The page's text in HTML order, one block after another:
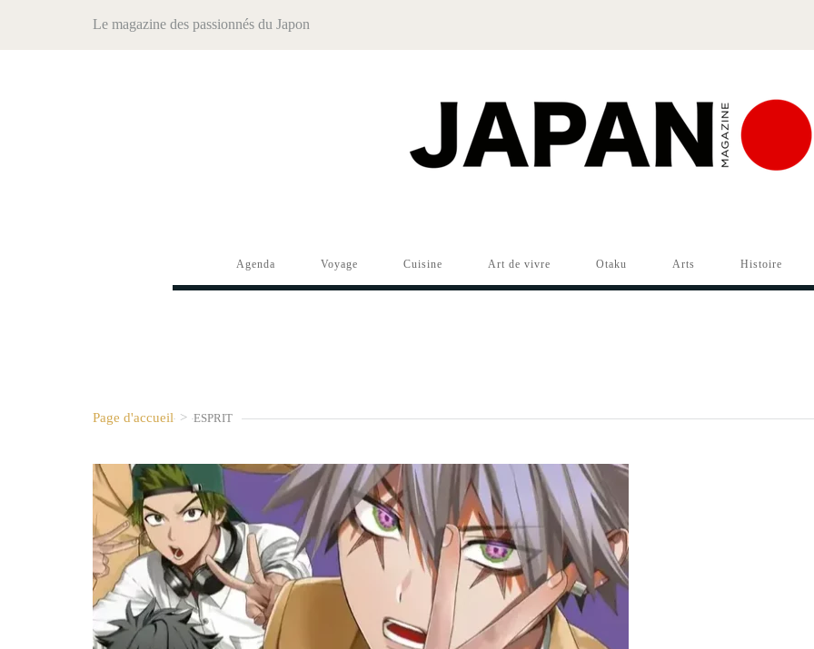
Le magazine des passionnés du Japon
Agenda Voyage Cuisine Art de vivre Otaku Arts Histoire
Page d'accueil > ESPRIT